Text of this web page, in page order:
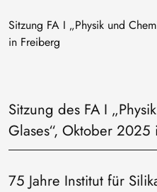
Sitzung FA I „Physik und
in Freiberg
Sitzung des FA I
Glases“, Oktober
75 Jahre Institut für